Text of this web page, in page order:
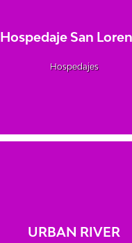
Hospedaje San
Hospedajes
URBAN RIVER